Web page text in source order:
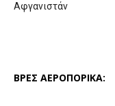
Αφγανιστάν
ΒΡΕΣ ΑΕΡΟΠΟΡΙΚΑ: